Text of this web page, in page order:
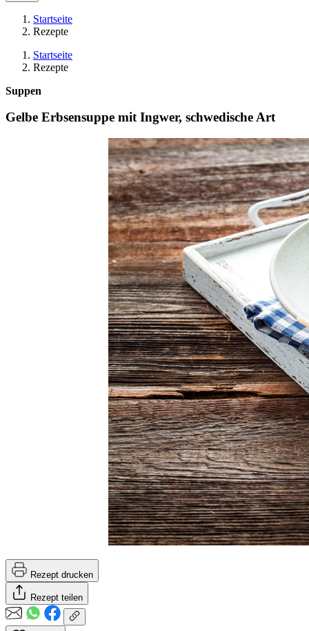
Startseite
Rezepte
Startseite
Rezepte
Suppen
Gelbe Erbsensuppe mit Ingwer, schwedische Art
Rezept drucken
Rezept teilen